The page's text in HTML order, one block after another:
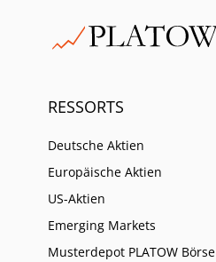
RESSORTS
Deutsche Aktien
Europäische Aktien
US-Aktien
Emerging Markets
Musterdepot PLATOW Börse